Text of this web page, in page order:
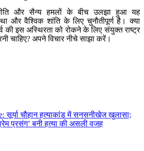
और सैन्य हमलों के बीच उलझा हुआ यह
और वैश्विक शांति के लिए चुनौतीपूर्ण है। क्या
की इस अस्थिरता को रोकने के लिए संयुक्त राष्ट्र
चाहिए? अपने विचार नीचे साझा करें।
सूर्या चौहान हत्याकांड में सनसनीखेज खुलासा;
प्रसंग’ बनी हत्या की असली वजह